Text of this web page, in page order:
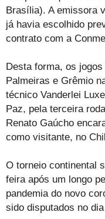
Brasília). A emissora
já havia escolhido
contrato com a
Desta forma, os
Palmeiras e Grêmio
técnico Vanderlei
Paz, pela terceira
Renato Gaúcho
como visitante, no
O torneio continental
feira após um longo
pandemia do novo
sido disputados no